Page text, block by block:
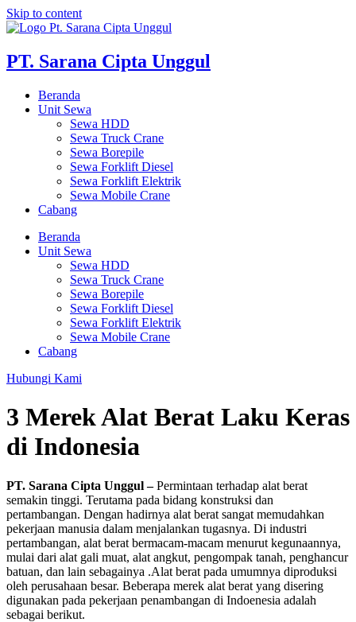
Skip to content
PT. Sarana Cipta Unggul
Beranda
Unit Sewa
Sewa HDD
Sewa Truck Crane
Sewa Borepile
Sewa Forklift Diesel
Sewa Forklift Elektrik
Sewa Mobile Crane
Cabang
Beranda
Unit Sewa
Sewa HDD
Sewa Truck Crane
Sewa Borepile
Sewa Forklift Diesel
Sewa Forklift Elektrik
Sewa Mobile Crane
Cabang
Hubungi Kami
3 Merek Alat Berat Laku Keras
di Indonesia
PT. Sarana Cipta Unggul –Permintaan terhadap alat berat
semakin tinggi. Terutama pada bidang konstruksi dan
pertambangan. Dengan hadirnya alat berat sangat memudahkan
pekerjaan manusia dalam menjalankan tugasnya. Di industri
pertambangan, alat berat bermacam-macam menurut kegunaannya,
mulai dari alat gali muat, alat angkut, pengompak tanah, penghancur
batuan, dan lain sebagainya .Alat berat pada umumnya diproduksi
oleh perusahaan besar. Beberapa merek alat berat yang disering
digunakan pada pekerjaan penambangan di Indoenesia adalah
sebagai berikut.